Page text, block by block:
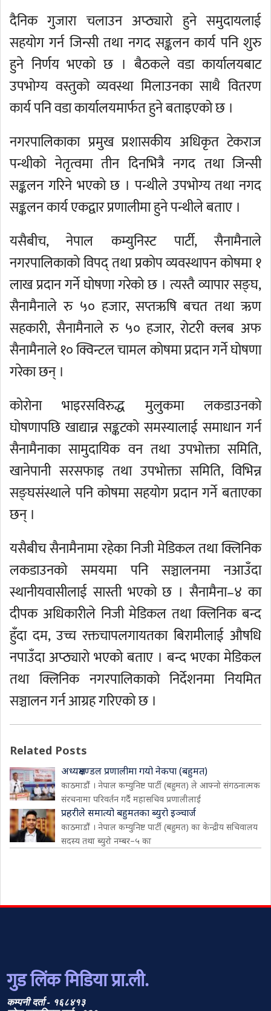
दैनिक गुजारा चलाउन अप्ठ्यारो हुने समुदायलाई
सहयोग गर्न जिन्सी तथा नगद सङ्कलन कार्य पनि शुरु
हुने निर्णय भएको छ । बैठकले वडा कार्यालयबाट
उपभोग्य वस्तुको व्यवस्था मिलाउनका साथै वितरण
कार्य पनि वडा कार्यालयमार्फत हुने बताइएको छ ।
नगरपालिकाका प्रमुख प्रशासकीय अधिकृत टेकराज
पन्थीको नेतृत्वमा तीन दिनभित्रै नगद तथा जिन्सी
सङ्कलन गरिने भएको छ । पन्थीले उपभोग्य तथा नगद
सङ्कलन कार्य एकद्वार प्रणालीमा हुने पन्थीले बताए ।
यसैबीच, नेपाल कम्युनिस्ट पार्टी, सैनामैनाले
नगरपालिकाको विपद् तथा प्रकोप व्यवस्थापन कोषमा १
लाख प्रदान गर्ने घोषणा गरेको छ । त्यस्तै व्यापार सङ्घ,
सैनामैनाले रु ५० हजार, सप्तऋषि बचत तथा ऋण
सहकारी, सैनामैनाले रु ५० हजार, रोटरी क्लब अफ
सैनामैनाले १० क्विन्टल चामल कोषमा प्रदान गर्ने घोषणा
गरेका छन् ।
कोरोना भाइरसविरुद्ध मुलुकमा लकडाउनको
घोषणापछि खाद्यान्न सङ्कटको समस्यालाई समाधान गर्न
सैनामैनाका सामुदायिक वन तथा उपभोक्ता समिति,
खानेपानी सरसफाइ तथा उपभोक्ता समिति, विभिन्न
सङ्घसंस्थाले पनि कोषमा सहयोग प्रदान गर्ने बताएका
छन् ।
यसैबीच सैनामैनामा रहेका निजी मेडिकल तथा क्लिनिक
लकडाउनको समयमा पनि सञ्चालनमा नआउँदा
स्थानीयवासीलाई सास्ती भएको छ । सैनामैना–४ का
दीपक अधिकारीले निजी मेडिकल तथा क्लिनिक बन्द
हुँदा दम, उच्च रक्तचापलगायतका बिरामीलाई औषधि
नपाउँदा अप्ठ्यारो भएको बताए । बन्द भएका मेडिकल
तथा क्लिनिक नगरपालिकाको निर्देशनमा नियमित
सञ्चालन गर्न आग्रह गरिएको छ ।
Related Posts
अध्यक्षमण्डल प्रणालीमा गयो नेकपा (बहुमत)
काठमाडौं । नेपाल कम्युनिष्ट पार्टी (बहुमत) ले आफ्नो संगठनात्मक
संरचनामा परिवर्तन गर्दै महासचिव प्रणालीलाई
प्रहरीले समात्यो बहुमतका ब्युरो इञ्चार्ज
काठमाडौं । नेपाल कम्युनिष्ट पार्टी (बहुमत) का केन्द्रीय सचिवालय
सदस्य तथा ब्युरो नम्बर–५ का
गुड लिंक मिडिया प्रा.ली.
कम्पनी दर्ता - १६८४१३